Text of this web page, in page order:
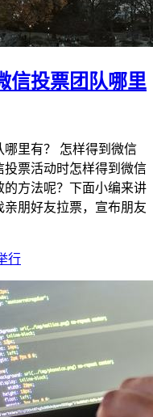
信投票团队哪里
里有？ 怎样得到微信
票活动时怎样得到微信
方法呢？下面小编来讲
朋好友拉票，宣布朋友
行